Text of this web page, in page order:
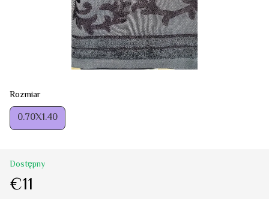
Rozmiar
0.70Х1.40
Dostępny
€11